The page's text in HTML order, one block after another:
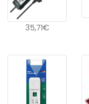
35,71€